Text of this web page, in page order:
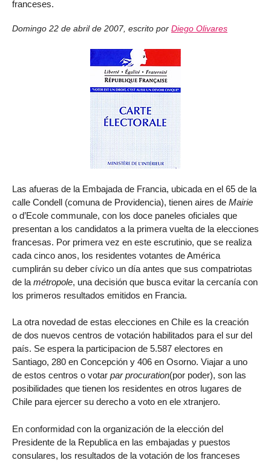
franceses.
Domingo 22 de abril de 2007, escrito por Diego Olivares
Las afueras de la Embajada de Francia, ubicada en el 65 de la
calle Condell (comuna de Providencia), tienen aires de Mairie
o d’Ecole communale, con los doce paneles oficiales que
presentan a los candidatos a la primera vuelta de la elecciones
francesas. Por primera vez en este escrutinio, que se realiza
cada cinco anos, los residentes votantes de América
cumplirán su deber cívico un día antes que sus compatriotas
de la métropole, una decisión que busca evitar la cercanía con
los primeros resultados emitidos en Francia.
La otra novedad de estas elecciones en Chile es la creación
de dos nuevos centros de votación habilitados para el sur del
país. Se espera la participacion de 5.587 electores en
Santiago, 280 en Concepción y 406 en Osorno. Viajar a uno
de estos centros o votar par procuration(por poder), son las
posibilidades que tienen los residentes en otros lugares de
Chile para ejercer su derecho a voto en ele xtranjero.
En conformidad con la organización de la elección del
Presidente de la Republica en las embajadas y puestos
consulares, los resultados de la votación de los franceses